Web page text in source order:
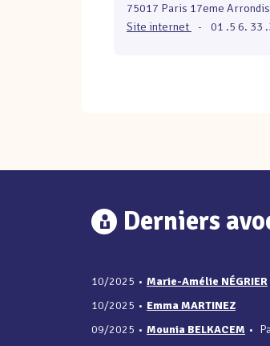
75017 Paris 17eme
Site internet
- 01 .5 6. 33
Derniers
10/2025 • Marie-Amélie NÉGRIER
10/2025 • Emma MARTINEZ
09/2025 • Mounia BELKACEM •